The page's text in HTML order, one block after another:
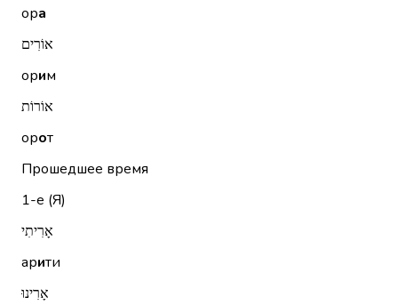
ора
אוֹרִים
орим
אוֹרוֹת
орот
Прошедшее время
1-е (Я)
אָרִיתִי
арити
אָרִינוּ